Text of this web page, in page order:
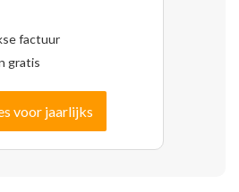
factuur
gratis
voor jaarlijks